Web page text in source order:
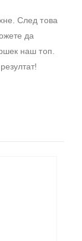
След това
да
наш топ.